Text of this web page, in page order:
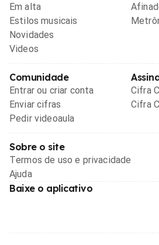
Em alta
Estilos musicais
Novidades
Videos
Comunidade
Entrar ou criar conta
Enviar cifras
Pedir videoaula
Cifra
Cifra
Sobre o site
Termos de uso e privacidade
Ajuda
Baixe o aplicativo